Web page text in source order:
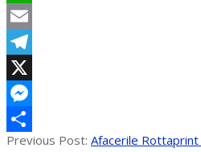
WhatsApp
Email
Telegram
X
Messenger
Partajează
2023-
Previous Post: Afacerile